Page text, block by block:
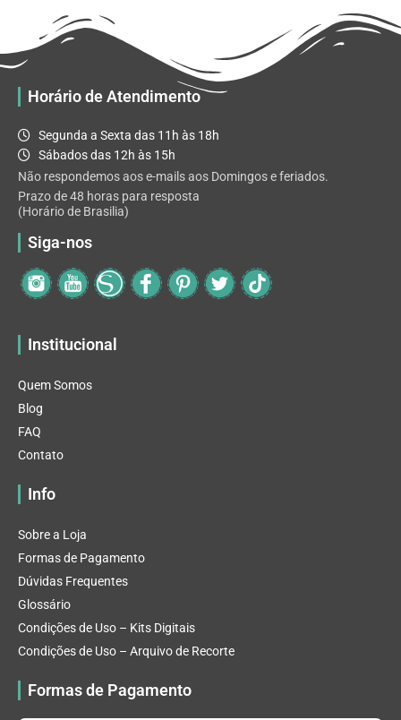
Horário de Atendimento
Segunda a Sexta das 11h às 18h
Sábados das 12h às 15h
Não respondemos aos e-mails aos Domingos e feriados.
Prazo de 48 horas para resposta
(Horário de Brasilia)
Siga-nos
Institucional
Quem Somos
Blog
FAQ
Contato
Info
Sobre a Loja
Formas de Pagamento
Dúvidas Frequentes
Glossário
Condições de Uso – Kits Digitais
Condições de Uso – Arquivo de Recorte
Formas de Pagamento